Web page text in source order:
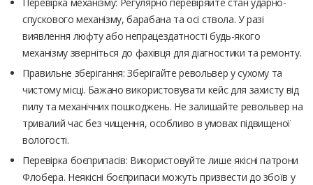
спускового механізму, барабана та осі ствола. У разі
виявлення люфту або непрацездатності будь-якого
механізму зверніться до фахівця для діагностики та ремонту.
Правильне зберігання: Зберігайте револьвер у сухому та
чистому місці. Бажано використовувати кейс для захисту від
пилу та механічних пошкоджень. Не залишайте револьвер на
тривалий час без чищення, особливо в умовах підвищеної
вологості.
Перевірка боєприпасів: Використовуйте лише якісні патрони
Флобера. Неякісні боєприпаси можуть призвести до збоїв у